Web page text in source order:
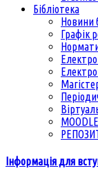
Бібліотека
Новини
Графік
MOODLE
Інформація для